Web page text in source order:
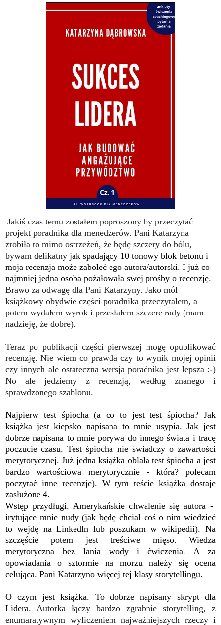
Jakiś czas temu zostałem poproszony by przeczytać
projekt poradnika dla menedżerów. Pani Katarzyna
zrobiła to mimo ostrzeżeń, że będę szczery do bólu,
bywam delikatny jak spadający 10 tonowy blok betonu i
moja recenzja może zaboleć ego autora/autorski. I już co
najmniej jedna osoba pożałowała swej prośby o recenzję.
Brawo za odwagę dla Pani Katarzyny. Jako mól
książkowy obydwie części poradnika przeczytałem, a
potem wydałem wyrok i przesłałem szczere rady (mam
nadzieję, że dobre).
Teraz po publikacji części pierwszej mogę opublikować
recenzję. Nie wiem co prawda czy to wynik mojej opinii
czy innych ale ostateczna wersja poradnika jest lepsza :-)
No ale jedziemy z recenzją, według znanego i
sprawdzonego szablonu.
Najpierw test śpiocha (a co to jest test śpiocha? Jak
książka jest kiepsko napisana to mnie usypia. Jak jest
dobrze napisana to mnie porywa do innego świata i tracę
poczucie czasu. Test śpiocha nie świadczy o zawartości
merytorycznej. Już jedna książka oblała test śpiocha a jest
bardzo wartościowa merytorycznie - która? polecam
poczytać inne recenzje). W tym teście książka dostaje
zasłużone 4.
Wstęp przydługi. Amerykańskie chwalenie się autora -
irytujące mnie nudy (jak będę chciał coś o nim wiedzieć
to wejdę na Linkedln lub poszukam w wikipedii). Na
szczęście potem jest treściwe mięso. Wiedza
merytoryczna bez lania wody i ćwiczenia. A za
opowiadania o sztormie na morzu należy się ocena
celująca. Pani Katarzyno więcej tej klasy storytellingu.
O czym jest książka. To dobrze napisany skrypt dla
Lidera. Autorka łączy bardzo zgrabnie storytelling, z
enumaratywnym wyliczeniem najważniejszych rzeczy i